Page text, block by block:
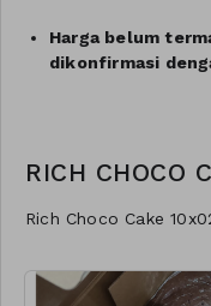
Harga belum
dikonfirmasi
RICH CHOCO
Rich Choco Cake